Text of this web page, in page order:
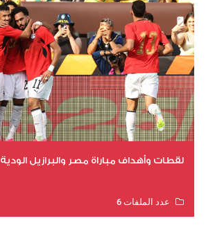
لقطات وأهداف مباراة مصر والبرازيل الودية
عدد الملفات 6